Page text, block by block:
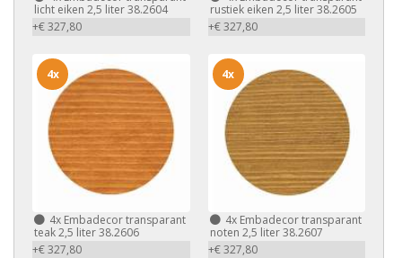
licht eiken 2,5 liter 38.2604
+€ 327,80
rustiek eiken 2,5 liter 38.2605
+€ 327,80
4x Embadecor transparant
teak 2,5 liter 38.2606
+€ 327,80
4x
4xEmbadecor transparant
noten 2,5 liter 38.2607
+€ 327,80
4x